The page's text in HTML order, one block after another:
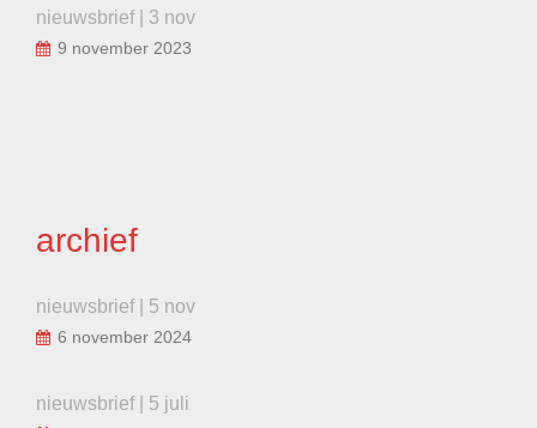
nieuwsbrief | 3 nov
9 november 2023
archief
nieuwsbrief | 5 nov
6 november 2024
nieuwsbrief | 5 juli